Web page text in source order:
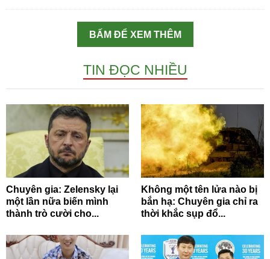
BẤM ĐỂ XEM THÊM
TIN ĐỌC NHIỀU
Chuyên gia: Zelensky lại
một lần nữa biến mình
thành trò cười cho...
Không một tên lửa nào bị
bắn hạ: Chuyên gia chỉ ra
thời khắc sụp đổ...